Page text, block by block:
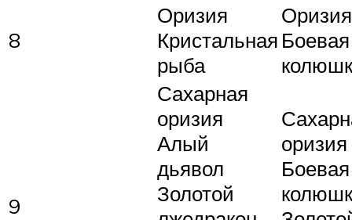
8
Оризия
Кристальная
рыба
Оризия
Боевая
9
Сахарная
оризия
Алый
дьявол
Золотой
оризия
Боевая